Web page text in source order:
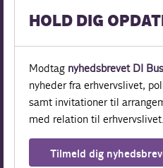
HOLD DIG
Modtag nyhedsbrevet DI
nyheder fra erhvervslivet,
samt invitationer til
med relation til erhvervslivet.
Tilmeld dig